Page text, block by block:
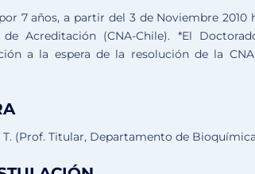
7 años, a partir del 3 de Noviembre 2010
Acreditación (CNA-Chile). *El
a la espera de la resolución de la
T. (Prof. Titular, Departamento de